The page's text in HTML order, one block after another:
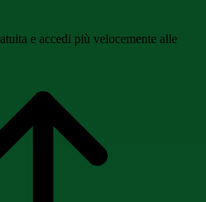
e accedi più velocemente alle